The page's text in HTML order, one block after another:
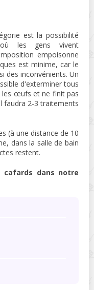
est la possibilité
les gens vivent
empoisonne
est minime, car le
des inconvénients. Un
d'exterminer tous
les œufs et ne finit pas
faudra 2-3 traitements
(à une distance de 10
dans la salle de bain
restent.
cafards dans notre